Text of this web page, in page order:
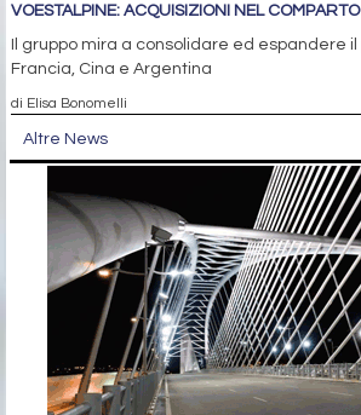
VOESTALPINE: ACQUISIZIONI NEL
Il gruppo mira a consolidare ed espandere
Francia, Cina e Argentina
di Elisa Bonomelli
Altre News